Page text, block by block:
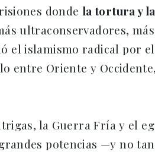
donde la tortura y
ultraconservadores,
el islamismo radical por
entre Oriente y
la Guerra Fría y el
potencias —y no